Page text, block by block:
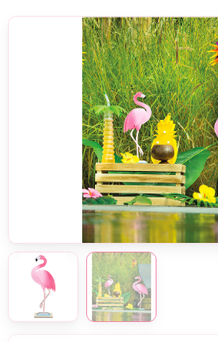
Payez votre commande en